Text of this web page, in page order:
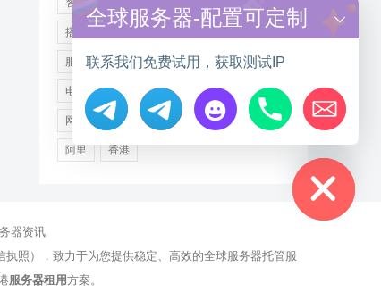
搭建 操作步骤 文件 服务
服务器 注册 海外 游戏 用户
电讯 登录 百度 租用 网站
网络 腾讯 虚拟主机 证书 配置
阿里 香港
器资讯
照），致力于为您提供稳定、高效的全球服务器托管服
服务器租用方案。
Hide chaty
全球服务器-配置可定制
联系我们免费试用，获取测试IP